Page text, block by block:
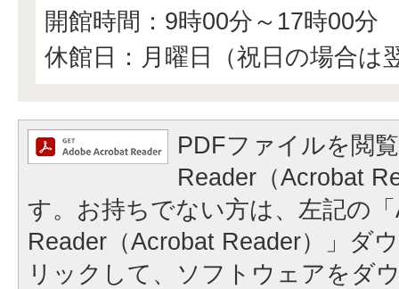
開館時間：9時00分～17時00分
休館日：月曜日（祝日の場合は
PDFファイルを閲
Reader（Acrobat
す。お持ちでない方は、左記の
Reader（Acrobat Reader）」ダ
リックして、ソフトウェアをダ